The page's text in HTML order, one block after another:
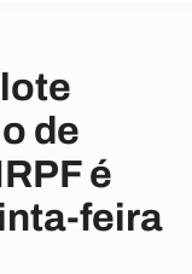
de
é
feira